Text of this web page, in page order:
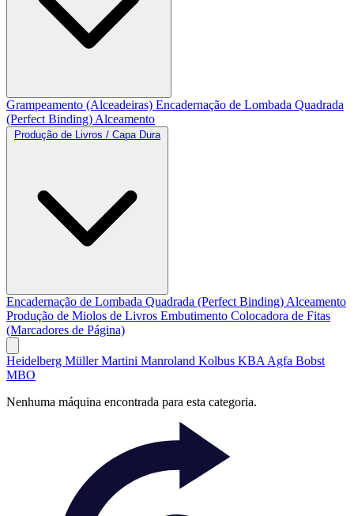
Grampeamento (Alceadeiras) Encadernação de Lombada Quadrada
(Perfect Binding) Alceamento
Produção de Livros / Capa Dura
Encadernação de Lombada Quadrada (Perfect Binding) Alceamento
Produção de Miolos de Livros Embutimento Colocadora de Fitas
(Marcadores de Página)
Heidelberg Müller Martini Manroland Kolbus KBA Agfa Bobst
MBO
Nenhuma máquina encontrada para esta categoria.